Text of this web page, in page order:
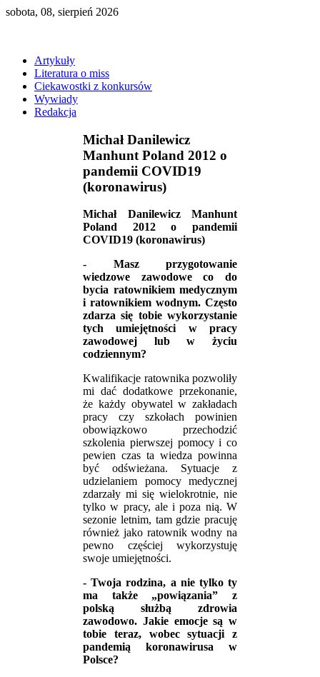
sobota, 08, sierpień 2026
Artykuły
Literatura o miss
Ciekawostki z konkursów
Wywiady
Redakcja
Michał Danilewicz
Manhunt Poland 2012 o
pandemii COVID19
(koronawirus)
Michał Danilewicz Manhunt
Poland 2012 o pandemii
COVID19 (koronawirus)
- Masz przygotowanie
wiedzowe zawodowe co do
bycia ratownikiem medycznym
i ratownikiem wodnym. Często
zdarza się tobie wykorzystanie
tych umiejętności w pracy
zawodowej lub w życiu
codziennym?
Kwalifikacje ratownika pozwoliły
mi dać dodatkowe przekonanie,
że każdy obywatel w zakładach
pracy czy szkołach powinien
obowiązkowo przechodzić
szkolenia pierwszej pomocy i co
pewien czas ta wiedza powinna
być odświeżana. Sytuacje z
udzielaniem pomocy medycznej
zdarzały mi się wielokrotnie, nie
tylko w pracy, ale i poza nią. W
sezonie letnim, tam gdzie pracuję
również jako ratownik wodny na
pewno częściej wykorzystuję
swoje umiejętności.
- Twoja rodzina, a nie tylko ty
ma także „powiązania” z
polską służbą zdrowia
zawodowo. Jakie emocje są w
tobie teraz, wobec sytuacji z
pandemią koronawirusa w
Polsce?